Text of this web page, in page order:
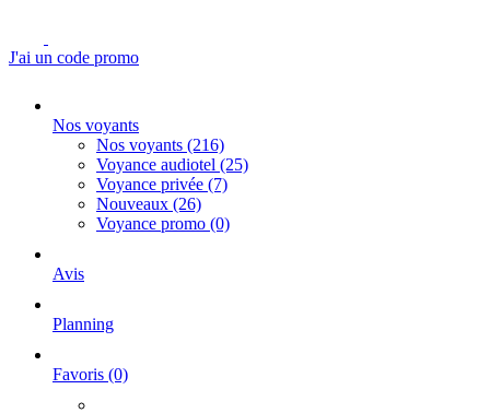
J'ai un code promo
Nos voyants
Nos voyants (216)
Voyance audiotel (25)
Voyance privée (7)
Nouveaux (26)
Voyance promo (0)
Avis
Planning
Favoris (0)